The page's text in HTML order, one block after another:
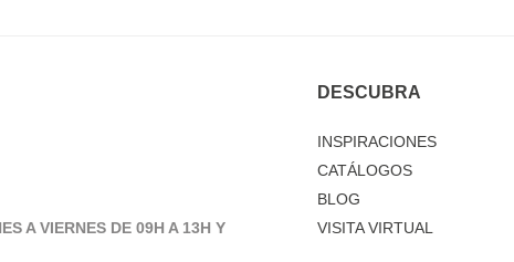
A VIERNES DE 09H A 13H Y
DESCUBRA
INSPIRACIONES
CATÁLOGOS
BLOG
VISITA VIRTUAL